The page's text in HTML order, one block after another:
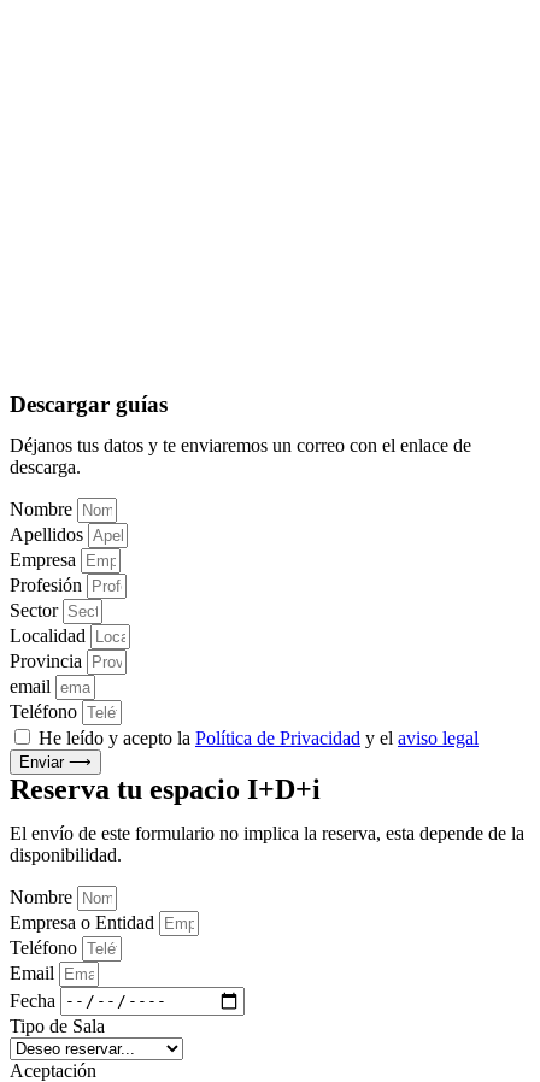
Descargar guías
Déjanos tus datos y te enviaremos un correo con el enlace de
descarga.
Nombre
Apellidos
Empresa
Profesión
Sector
Localidad
Provincia
email
Teléfono
He leído y acepto la Política de Privacidad y el aviso legal
Enviar ⟶
Reserva tu espacio I+D+i
El envío de este formulario no implica la reserva, esta depende de la
disponibilidad.
Nombre
Empresa o Entidad
Teléfono
Email
Fecha
Tipo de Sala
Aceptación